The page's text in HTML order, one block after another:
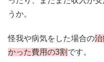
うか。
怪我や病気をした場合の治
かった費用の3割 です。